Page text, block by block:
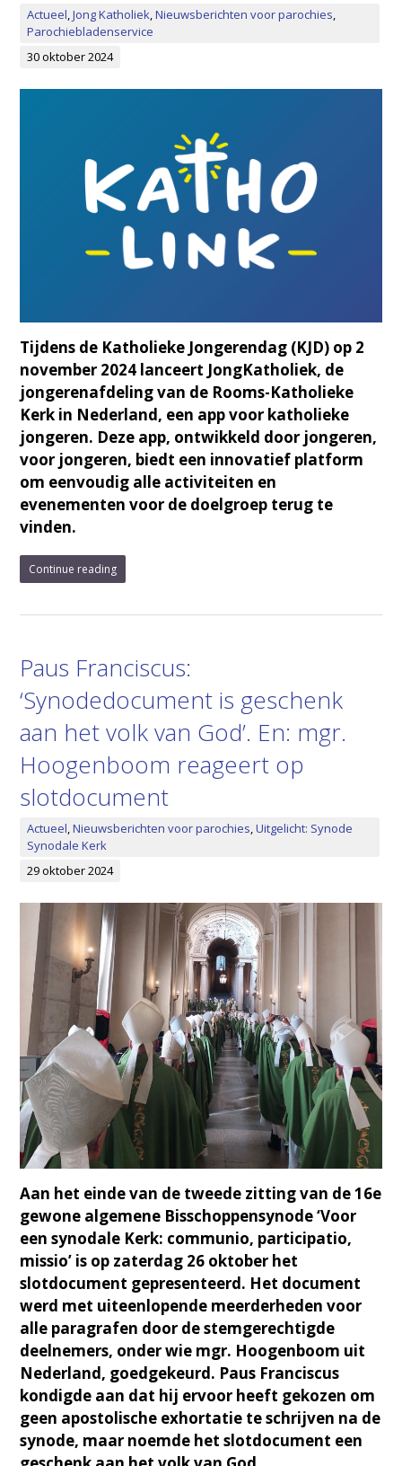
Actueel,Jong Katholiek,Nieuwsberichten voor parochies,
Parochiebladenservice
30 oktober 2024
Tijdens de Katholieke Jongerendag (KJD) op 2
november 2024 lanceert JongKatholiek, de
jongerenafdeling van de Rooms-Katholieke
Kerk in Nederland, een app voor katholieke
jongeren. Deze app, ontwikkeld door jongeren,
voor jongeren, biedt een innovatief platform
om eenvoudig alle activiteiten en
evenementen voor de doelgroep terug te
vinden.
Continue reading
Paus Franciscus:
‘Synodedocument is geschenk
aan het volk van God’. En: mgr.
Hoogenboom reageert op
slotdocument
Actueel,Nieuwsberichten voor parochies,Uitgelicht: Synode
Synodale Kerk
29 oktober 2024
Aan het einde van de tweede zitting van de 16e
gewone algemene Bisschoppensynode ‘Voor
een synodale Kerk: communio, participatio,
missio’ is op zaterdag 26 oktober het
slotdocument gepresenteerd. Het document
werd met uiteenlopende meerderheden voor
alle paragrafen door de stemgerechtigde
deelnemers, onder wie mgr. Hoogenboom uit
Nederland, goedgekeurd. Paus Franciscus
kondigde aan dat hij ervoor heeft gekozen om
geen apostolische exhortatie te schrijven na de
synode, maar noemde het slotdocument een